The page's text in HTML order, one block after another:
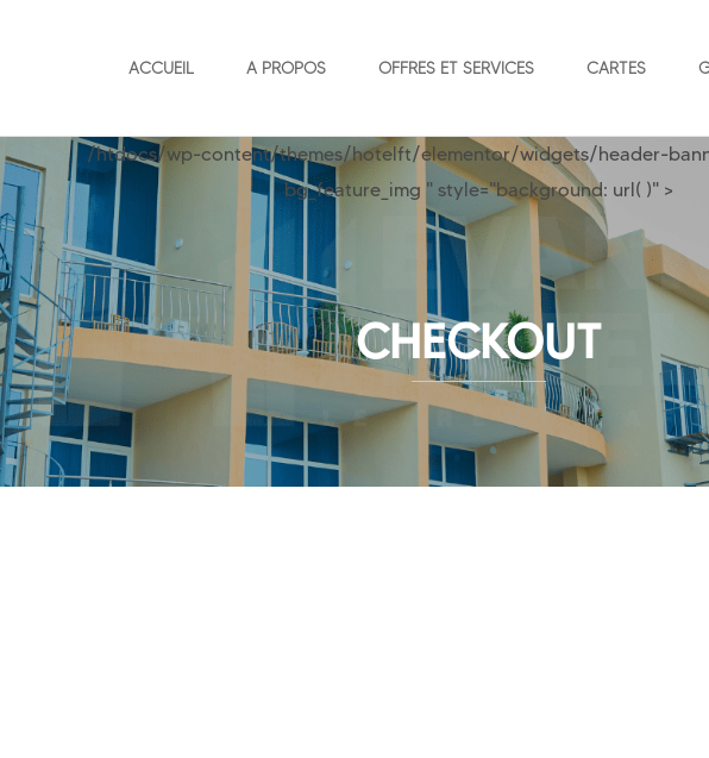
ACCUEIL A PROPOS OFFRES ET SERVICES CARTES
/htdocs/wp-content/themes/hotelft/elementor/widgets/header-
bg_feature_img " style="background: url( )" >
CHECKOUT